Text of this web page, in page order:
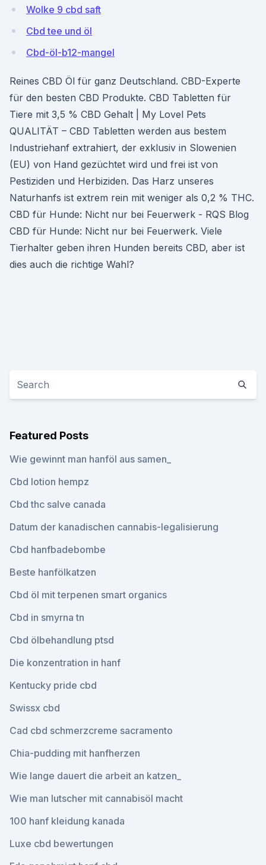
Wolke 9 cbd saft
Cbd tee und öl
Cbd-öl-b12-mangel
Reines CBD Öl für ganz Deutschland. CBD-Experte
für den besten CBD Produkte. CBD Tabletten für
Tiere mit 3,5 % CBD Gehalt | My Lovel Pets
QUALITÄT – CBD Tabletten werden aus bestem
Industriehanf extrahiert, der exklusiv in Slowenien
(EU) von Hand gezüchtet wird und frei ist von
Pestiziden und Herbiziden. Das Harz unseres
Naturhanfs ist extrem rein mit weniger als 0,2 % THC.
CBD für Hunde: Nicht nur bei Feuerwerk - RQS Blog
CBD für Hunde: Nicht nur bei Feuerwerk. Viele
Tierhalter geben ihren Hunden bereits CBD, aber ist
dies auch die richtige Wahl?
Featured Posts
Wie gewinnt man hanföl aus samen_
Cbd lotion hempz
Cbd thc salve canada
Datum der kanadischen cannabis-legalisierung
Cbd hanfbadebombe
Beste hanfölkatzen
Cbd öl mit terpenen smart organics
Cbd in smyrna tn
Cbd ölbehandlung ptsd
Die konzentration in hanf
Kentucky pride cbd
Swissx cbd
Cad cbd schmerzcreme sacramento
Chia-pudding mit hanfherzen
Wie lange dauert die arbeit an katzen_
Wie man lutscher mit cannabisöl macht
100 hanf kleidung kanada
Luxe cbd bewertungen